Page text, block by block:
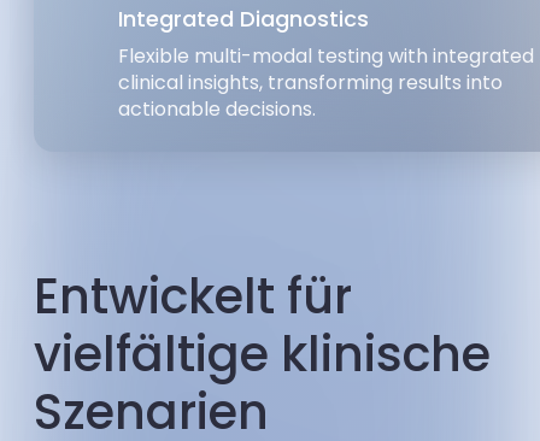
Integrated Diagnostics
Flexible multi-modal testing with integrated
clinical insights, transforming results into
actionable decisions.
Entwickelt für
vielfältige klinische
Szenarien